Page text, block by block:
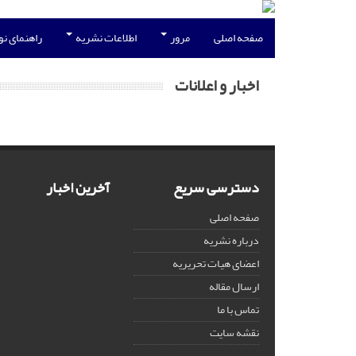
صفحه اصلی مرور اطلاعات نشریه راهنمای
اخبار و اعلانات
دسترسی سریع
صفحه اصلی
درباره نشریه
اعضای هیات تحریریه
ارسال مقاله
تماس با ما
نقشه سایت
آخرین اخبار